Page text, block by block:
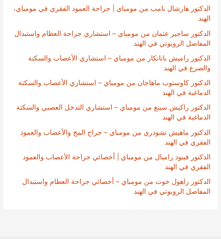
الدكتور هارشال بامب من مومباي | جراحة العمود الفقري في مومباي،
الهند
الدكتور ساجير عثمان من مومباي – استشاري جراحة العظام واستبدال
المفاصل الروبوتي في الهند
الدكتور راميش باتانكار من مومباي – استشاري الأعصاب والسكتة
والصرع في الهند
الدكتور كاوستوب ماهاجان من مومباي – استشاري الأعصاب والسكتة
الدماغية في الهند
الدكتور راكيش سينغ من مومباي – استشاري التدخل العصبي والسكتة
الدماغية في الهند
الدكتور ماهيش تشودري من مومباي – جراح المخ والأعصاب والعمود
الفقري في الهند
الدكتور فينود رامبال من مومباي | أخصائي جراحة الأعصاب والعمود
الفقري في الهند
الدكتور راهول خوت من مومباي – أخصائي جراحة العظام واستبدال
المفاصل الروبوتي في الهند